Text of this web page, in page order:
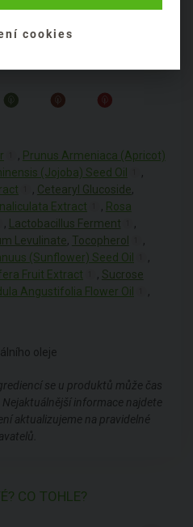
, Prunus Armeniaca (Apricot)
(Jojoba) Seed Oil
,
, Cetearyl Glucoside,
Extract , Rosa
, Lactobacillus Ferment
,
Levulinate, Tocopherol
,
(Sunflower) Seed Oil
,
Fruit Extract , Sucrose
Angustifolia Flower Oil
,
oleje
se u produktů může čas
informace najdete
aktualizujeme na pravidelné
CO TOHLE?
cookies